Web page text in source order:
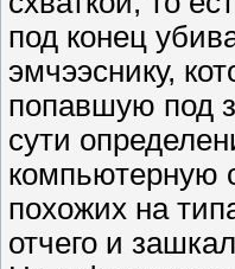
под конец
эмчээснику,
попавшую под
сути
компьютерную
похожих на
отчего и